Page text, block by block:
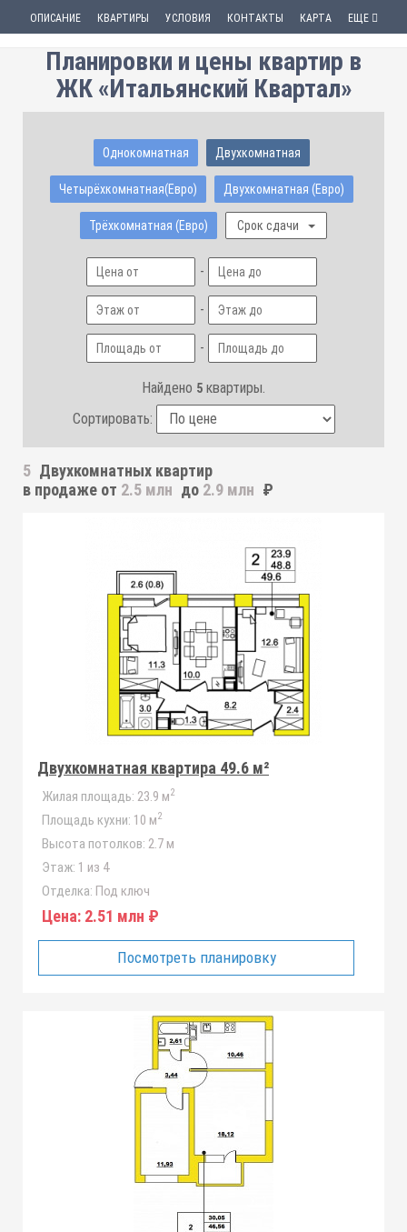
ОПИСАНИЕ КВАРТИРЫ УСЛОВИЯ КОНТАКТЫ КАРТА ЕЩЕ
Планировки и цены квартир в
ЖК «Итальянский Квартал»
Однокомнатная Двухкомнатная
Четырёхкомнатная(Евро) Двухкомнатная (Евро)
Трёхкомнатная (Евро) Срок сдачи
-
-
-
Найдено 5 квартиры.
Сортировать:
5 Двухкомнатных квартир
в продаже от 2.5 млн до 2.9 млн ₽
Двухкомнатная квартира 49.6 м²
Жилая площадь: 23.9 м2
Площадь кухни: 10 м2
Высота потолков: 2.7 м
Этаж: 1 из 4
Отделка: Под ключ
Цена: 2.51 млн ₽
Посмотреть планировку